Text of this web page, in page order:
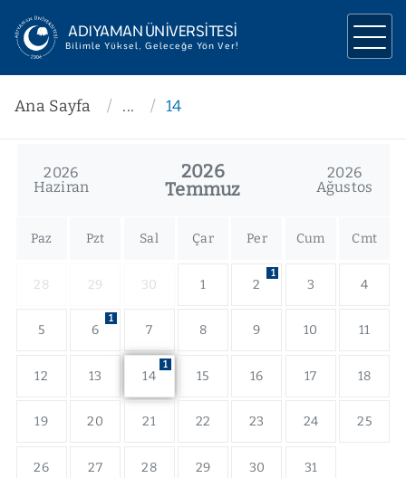
ADIYAMAN ÜNİVERSİTESİ
Bilimle Yüksel, Geleceğe Yön Ver!
ÜNİVERSİTEMİZ
AKADEMİK
Ana Sayfa ... 14
2026
Haziran
2026
Temmuz
2026
Ağustos
Paz Pzt Sal Çar Per Cum Cmt
28 29 30 1 2
1
3 4
5 6
1
7 8 9 10 11
12 13 14
1
15 16 17 18
19 20 21 22 23 24 25
26 27 28 29 30 31